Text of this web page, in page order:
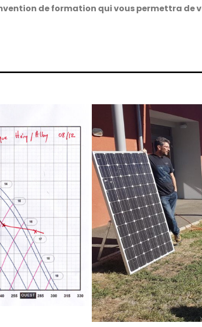
de formation qui vous permettra